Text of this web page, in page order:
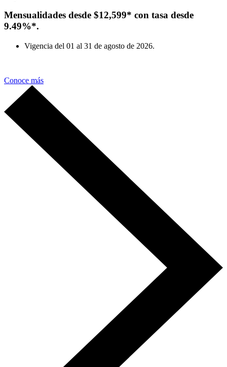
Mensualidades desde $12,599* con tasa desde
9.49%*.
Vigencia del 01 al 31 de agosto de 2026.
Conoce más